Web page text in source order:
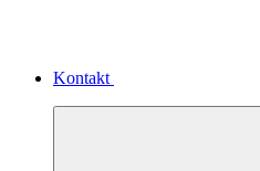
Kontakt